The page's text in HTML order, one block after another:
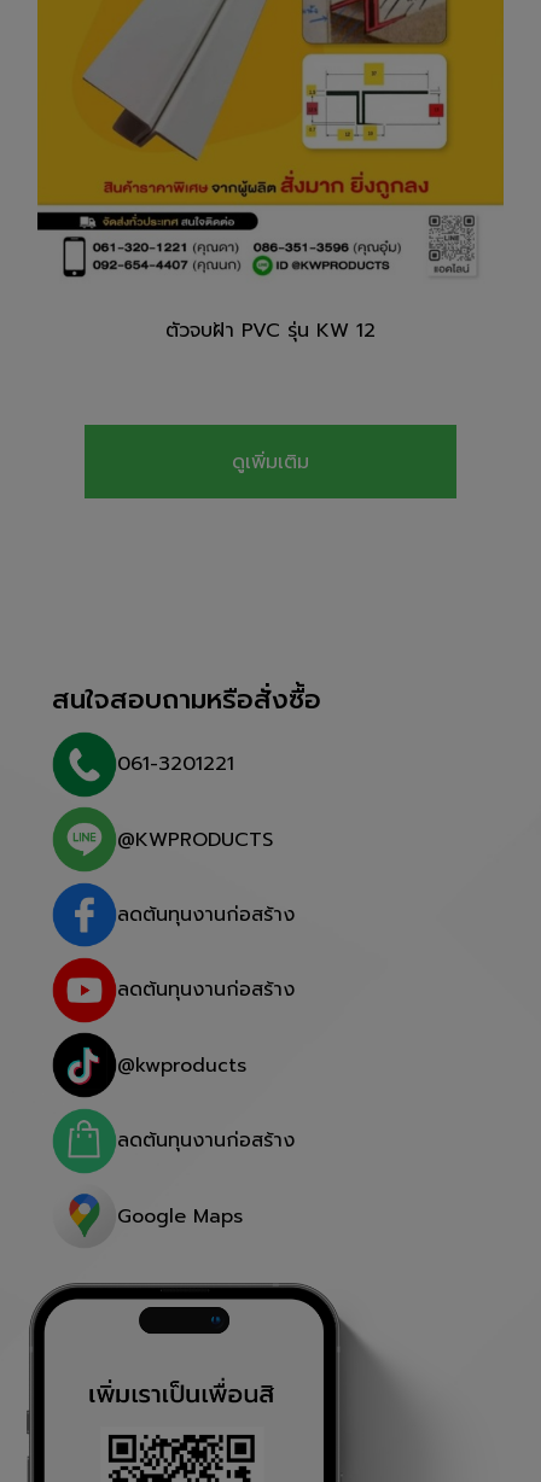
ตัวจบฝ้า PVC รุ่น KW 12
ดูเพิ่มเติม
สนใจสอบถามหรือสั่งซื้อ
061-3201221
@KWPRODUCTS
ลดต้นทุนงานก่อสร้าง
ลดต้นทุนงานก่อสร้าง
@kwproducts
ลดต้นทุนงานก่อสร้าง
Google Maps